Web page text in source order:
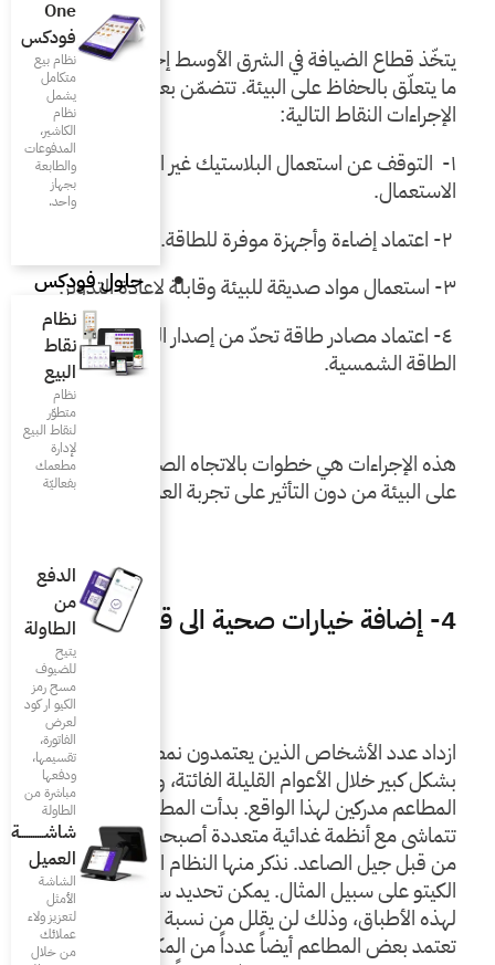
نظام بيع
متكامل
يشمل
نظام
الكاشير،
والطابعة
حلول فودكس
نظام
نقاط
البيع
مطعمك
بفعاليّة
من
الطاولة
الفاتورة،
تقسيمها،
ودفعها
مباشرة من
الطاولة
شاشـــــــــــة
العميل
الشاشة
الأمثل
لتعزيز ولاء
عملائك
من خلال
يتخّذ قطاع الضيافة في الشرق الأوسط إجراءات مهمّة في
ما يتعلّق بالحفاظ على البيئة. تتضمّن بعض هذه
١-  التوقف عن استعمال البلاستيك غير القابل لإعادة
٤- اعتماد مصادر طاقة تحدّ من إصدار الكربون مثل
هذه الإجراءات هي خطوات بالاتجاه الصحيح للحفاظ
تجربة العملاء.
ازداد عدد الأشخاص الذين يعتمدون نمط حياة صحي
بشكل كبير خلال الأعوام القليلة الفائتة، وبات أصحاب
المطاعم مدركين لهذا الواقع. بدأت المطاعم تقدّم أطباقاً
تتماشى مع أنظمة غدائية متعددة أصبحت معتمدة كثيراً
من قبل جيل الصاعد. نذكر منها النظام الخضري ونظام
الكيتو على سبيل المثال. يمكن تحديد سعر مرتفع نسبياً
لهذه الأطباق، وذلك لن يقلل من نسبة الطلب عليها.
تعتمد بعض المطاعم أيضاً عدداً من المكوّنات العضوية،